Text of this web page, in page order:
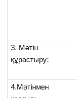
3. Мәтін
құрастыру:
4.Мәтінмен